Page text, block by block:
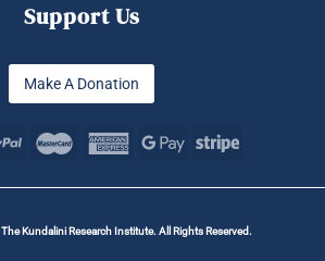
Support Us
Make A Donation
The Kundalini Research Institute. All Rights Reserved.